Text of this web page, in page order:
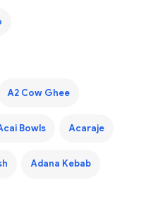
A2 Cow Ghee
Bowls Acaraje
Adana Kebab